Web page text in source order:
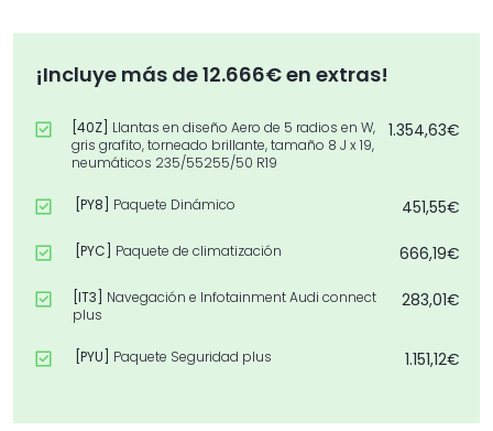
¡Incluye más de 12.666€ en extras!
[40Z] Llantas en diseño Aero de 5 radios en W,
gris grafito, torneado brillante, tamaño 8 J x 19,
neumáticos 235/55255/50 R19
1.354,63€
[PY8] Paquete Dinámico 451,55€
[PYC] Paquete de climatización 666,19€
[IT3]
Navegación e Infotainment Audi connect
plus
283,01€
[PYU] Paquete Seguridad plus 1.151,12€